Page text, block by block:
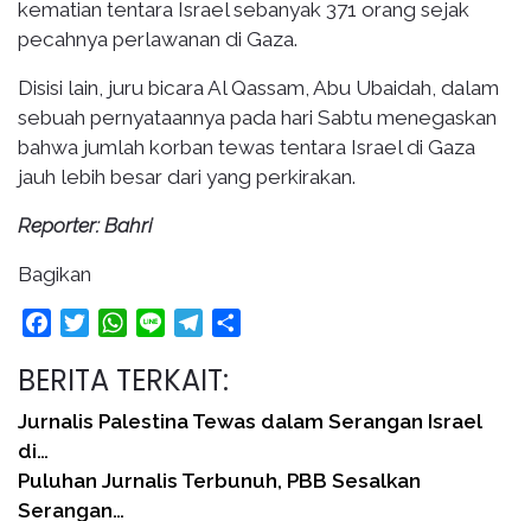
kematian tentara Israel sebanyak 371 orang sejak
pecahnya perlawanan di Gaza.
Disisi lain, juru bicara Al Qassam, Abu Ubaidah, dalam
sebuah pernyataannya pada hari Sabtu menegaskan
bahwa jumlah korban tewas tentara Israel di Gaza
jauh lebih besar dari yang perkirakan.
Reporter: Bahri
Bagikan
FacebookTwitterWhatsApp
Line Telegram
BERITA TERKAIT:
Jurnalis Palestina Tewas dalam Serangan Israel
di…
Puluhan Jurnalis Terbunuh, PBB Sesalkan
Serangan…